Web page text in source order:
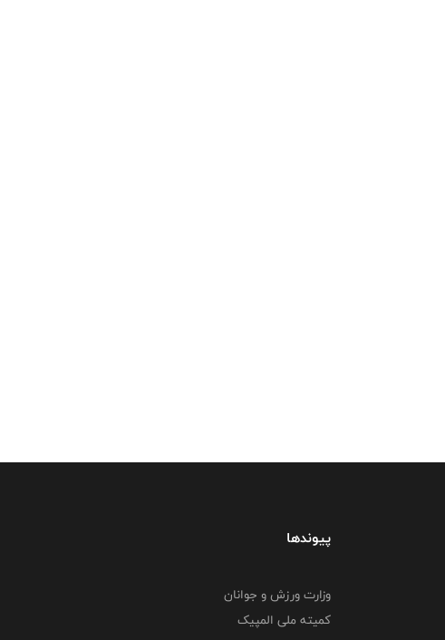
پیوندها
وزارت ورزش و جوانان
کمیته ملی المپیک